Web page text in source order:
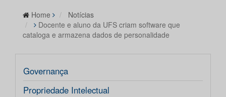
Home
Notícias
Docente e aluno da UFS criam software que
cataloga e armazena dados de personalidade
Governança
Propriedade Intelectual